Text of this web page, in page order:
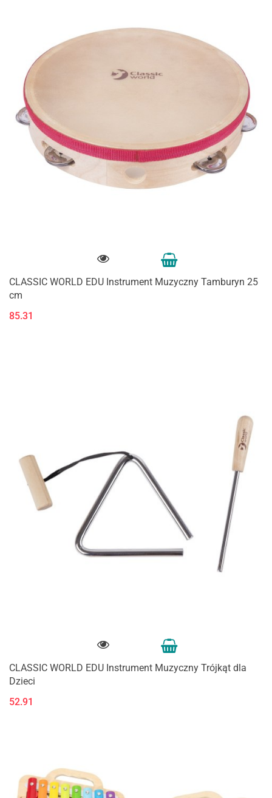
CLASSIC WORLD EDU Instrument Muzyczny Tamburyn 25
cm
85.31
CLASSIC WORLD EDU Instrument Muzyczny Trójkąt dla
Dzieci
52.91